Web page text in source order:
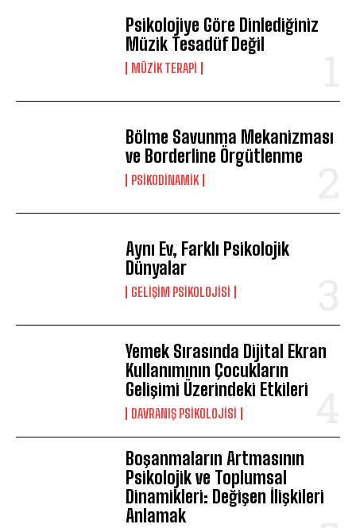
ABONE OL
Psikolojiye Göre Dinlediğiniz
Müzik Tesadüf Değil
MÜZIK TERAPI
Bölme Savunma Mekanizması
ve Borderline Örgütlenme
PSIKODINAMIK
Aynı Ev, Farklı Psikolojik
Dünyalar
GELIŞIM PSIKOLOJISI
Yemek Sırasında Dijital Ekran
Kullanımının Çocukların
Gelişimi Üzerindeki Etkileri
DAVRANIŞ PSIKOLOJISI
Boşanmaların Artmasının
Psikolojik ve Toplumsal
Dinamikleri: Değişen İlişkileri
Anlamak